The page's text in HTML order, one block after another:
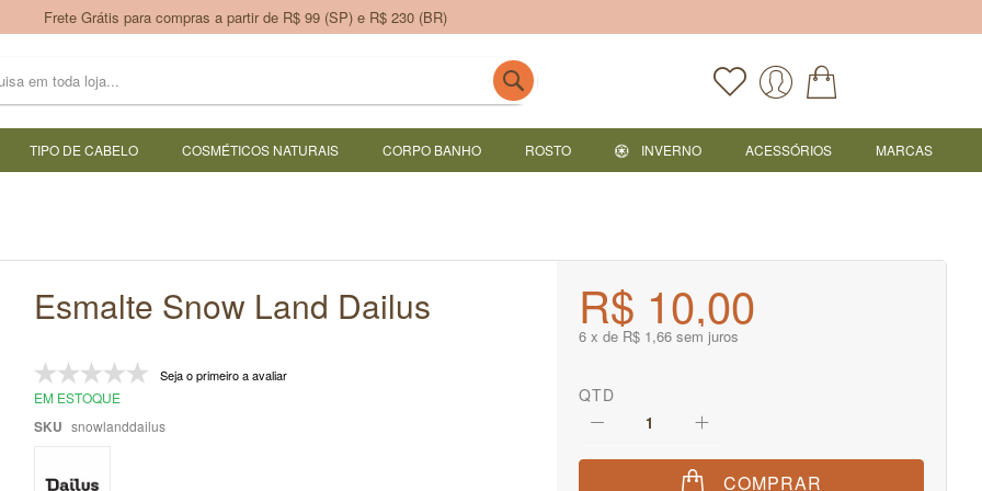
Frete Grátis para compras a partir de R$ 99 (SP) e R$ 230 (BR)
TIPO DE CABELO COSMÉTICOS NATURAIS CORPO BANHO ROSTO INVERNO ACESSÓRIOS MARCAS
Esmalte Snow Land Dailus
Seja o primeiro a avaliar
EM ESTOQUE
SKU snowlanddailus
R$ 10,00
6 x de R$ 1,66 sem juros
QTD
COMPRAR